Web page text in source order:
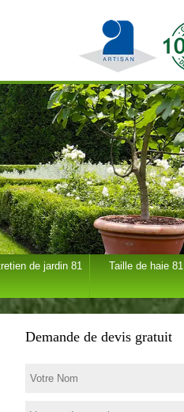
de jardin 81 Taille de haie 81
Demande de devis gratuit